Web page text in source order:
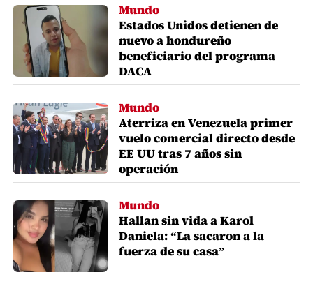
Mundo
Estados Unidos detienen de
nuevo a hondureño
beneficiario del programa
DACA
Mundo
Aterriza en Venezuela primer
vuelo comercial directo desde
EE UU tras 7 años sin
operación
Mundo
Hallan sin vida a Karol
Daniela: “La sacaron a la
fuerza de su casa”